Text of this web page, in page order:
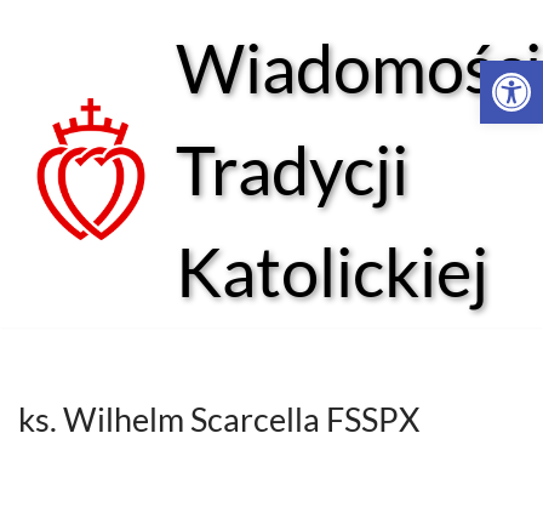
treści
Wiadomości
Tradycji
Katolickiej
ks. Wilhelm Scarcella FSSPX